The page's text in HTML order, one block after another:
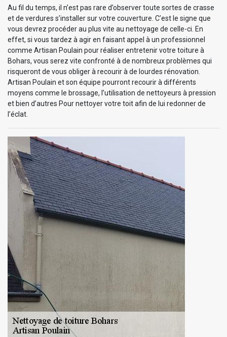
Au fil du temps, il n’est pas rare d’observer toute sortes de crasse
et de verdures s’installer sur votre couverture. C’est le signe que
vous devrez procéder au plus vite au nettoyage de celle-ci. En
effet, si vous tardez à agir en faisant appel à un professionnel
comme Artisan Poulain pour réaliser entretenir votre toiture à
Bohars, vous serez vite confronté à de nombreux problèmes qui
risqueront de vous obliger à recourir à de lourdes rénovation.
Artisan Poulain et son équipe pourront recourir à différents
moyens comme le brossage, l’utilisation de nettoyeurs à pression
et bien d’autres Pour nettoyer votre toit afin de lui redonner de
l’éclat.